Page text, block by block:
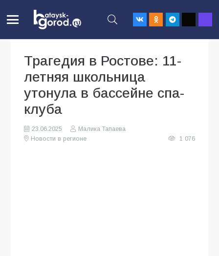
Трагедия в Ростове: 11-
летняя школьница
утонула в бассейне спа-
клуба
23.06.2025
Малика Тапаева
Новости в регионе
1 076